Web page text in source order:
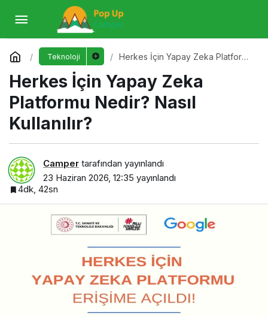
Teknoloji
Herkes İçin Yapay Zeka Platformu
Herkes İçin Yapay Zeka
Platformu Nedir? Nasıl
Kullanılır?
Camper tarafından yayınlandı
23 Haziran 2026, 12:35 yayınlandı
4dk, 42sn
Herkes İçin Yapay Zeka Platformu Nedir?
Nasıl Kullanılır?
Yorum Yap